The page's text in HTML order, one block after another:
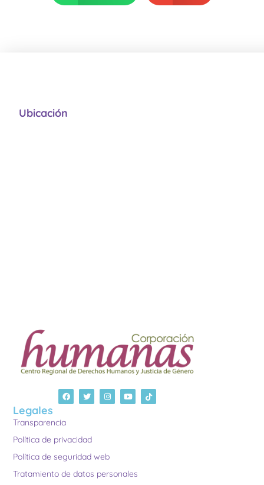
Legales
Transparencia
Política de privacidad
Política de seguridad web
Tratamiento de datos personales
Ubicación